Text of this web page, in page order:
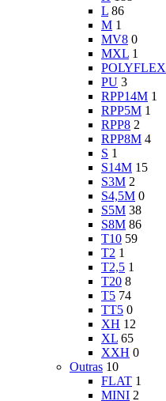
L 86
M 1
MV8 0
MXL 1
POLYFLEX
PU 3
RPP14M 1
RPP5M 1
RPP8 2
RPP8M 4
S 1
S14M 15
S3M 2
S4,5M 0
S5M 38
S8M 86
T10 59
T2 1
T2,5 1
T20 8
T5 74
TT5 0
XH 12
XL 65
XXH 0
Outras 10
FLAT 1
MINI 2